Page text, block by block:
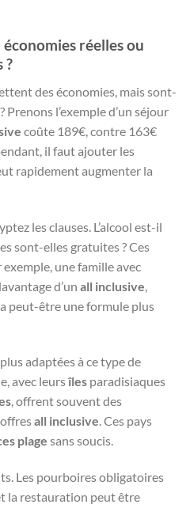
réelles ou
?
des économies, mais sont-
l’exemple d’un séjour
coûte 189€, contre 163€
il faut ajouter les
rapidement augmenter la
les clauses. L’alcool est-il
sont-elles gratuites ? Ces
une famille avec
d’un all inclusive
peut-être une formule plus
adaptées à ce type de
avec leursîles paradisiaques
, offrent souvent des
all inclusive. Ces pays
plage sans soucis.
Les pourboires obligatoires
la restauration peut être